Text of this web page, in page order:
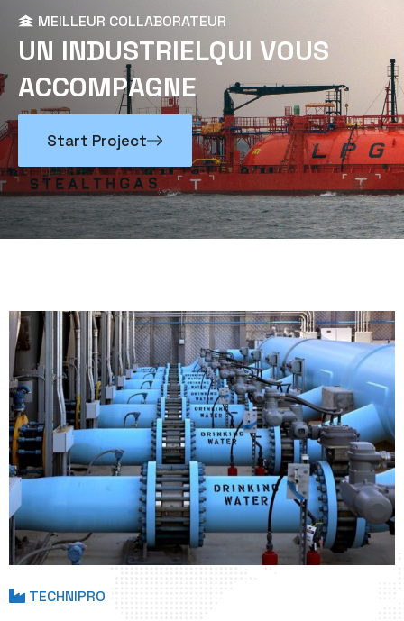
MEILLEUR COLLABORATEUR
UN INDUSTRIELQUI VOUS
ACCOMPAGNE
Start Project
TECHNIPRO